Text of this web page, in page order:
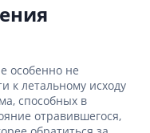
особенно не
к летальному исходу
способных в
отравившегося,